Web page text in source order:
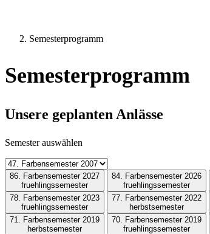
Semesterprogramm
Semesterprogramm
Unsere geplanten Anlässe
Semester auswählen
86. Farbensemester 2027
fruehlingssemester
84. Farbensemester 2026
fruehlingssemester
78. Farbensemester 2023
fruehlingssemester
77. Farbensemester 2022
herbstsemester
71. Farbensemester 2019
herbstsemester
70. Farbensemester 2019
fruehlingssemester